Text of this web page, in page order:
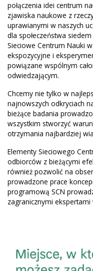
połączenia idei centrum
zjawiska naukowe z
uprawianymi w naszych
dla społeczeństwa
Sieciowe Centrum Nauki
ekspozycyjne i
powiązane wspólnym
odwiedzającym.
Chcemy nie tylko w
najnowszych odkryciach
bieżące badania
wszystkim stworzyć
otrzymania najbardziej
Elementy Sieciowego
odbiorców z bieżącymi
również pozwolić na
prowadzone prace
programową SCN
zagranicznymi